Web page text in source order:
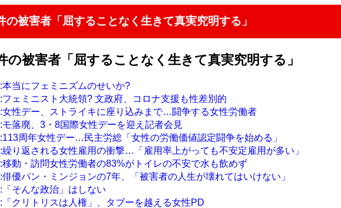
の被害者「屈することなく生きて真実究明する」
の被害者「屈することなく生きて真実究明する」
本当にフェミニズムのせいか?
フェミニスト大統領? 文政府、コロナ支援も性差別的
女性デー、ストライキに座り込みまで…闘争する女性労働者
モ落廃、3・8国際女性デーを迎え記者会見
周年女性デー…民主労総「女性の労働価値認定闘争を始める」
繰り返される女性雇用の衝撃…「雇用率上がっても不安定雇用が多い」
移動・訪問女性労働者の83%がトイレの不安で水も飲めず
俳優パン・ミンジョンの7年、「被害者の人生が壊れてはいけない」
「そんな政治」はしない
「クリトリスは人権」、タブーを越える女性PD